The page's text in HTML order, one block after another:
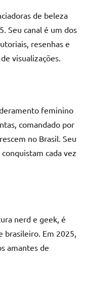
de beleza
Seu canal é um dos
resenhas e
visualizações.
feminino
comandado por
no Brasil. Seu
cada vez
nerd e geek, é
brasileiro. Em 2025,
amantes de